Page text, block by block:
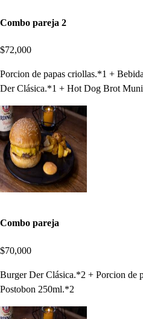
Combo pareja 2
$72,000
Porcion de papas criollas.*1 +
Der Clásica.*1 + Hot Dog Brot
Combo pareja
$70,000
Burger Der Clásica.*2 + Porcion de
Postobon 250ml.*2